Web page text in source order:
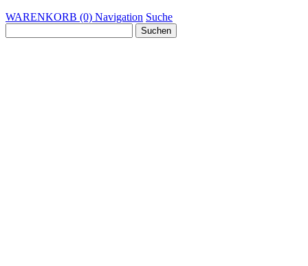
WARENKORB (0) Navigation Suche
nach: